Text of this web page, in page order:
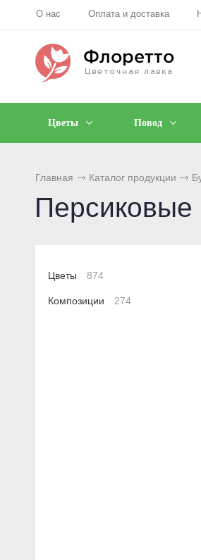
О нас Оплата и доставка
Цветы Повод
Главная Каталог продукции
Цветы 874
Композиции 274